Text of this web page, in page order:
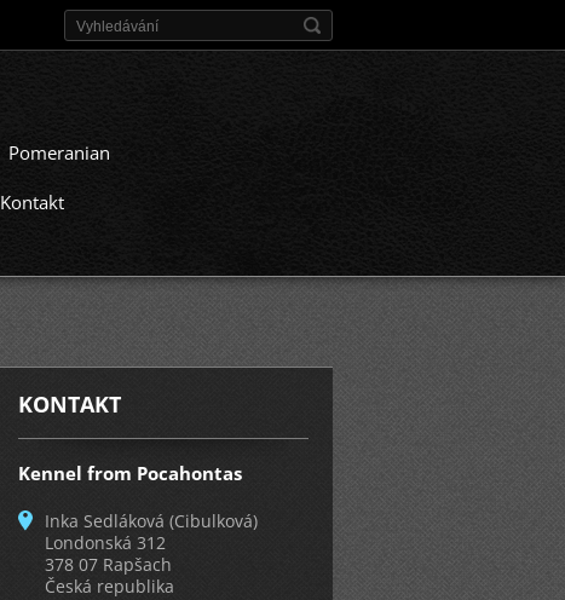
Pomeranian
Kontakt
KONTAKT
Kennel from Pocahontas
Inka Sedláková (Cibulková)
Londonská 312
378 07 Rapšach
Česká republika